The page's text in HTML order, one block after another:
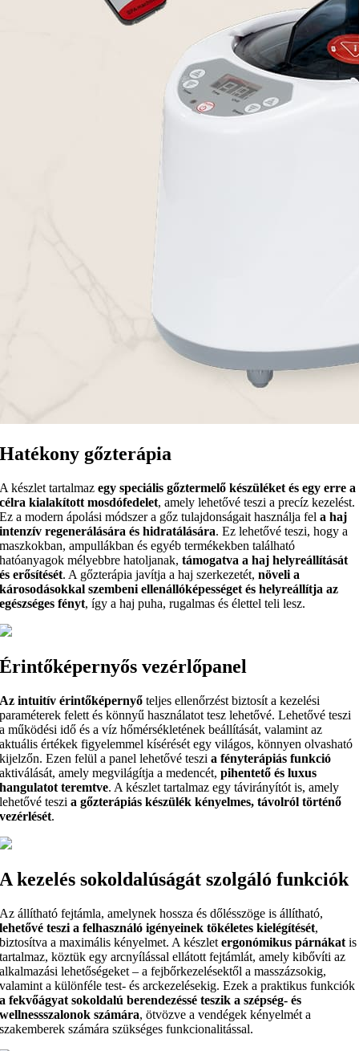
Hatékony gőzterápia
A készlet tartalmaz egy speciális gőztermelő készüléket és egy erre a
célra kialakított mosdófedelet, amely lehetővé teszi a precíz kezelést.
Ez a modern ápolási módszer a gőz tulajdonságait használja fela haj
intenzív regenerálására és hidratálására. Ez lehetővé teszi, hogy a
maszkokban, ampullákban és egyéb termékekben található
hatóanyagok mélyebbre hatoljanak,támogatva a haj helyreállítását
és erősítését. A gőzterápia javítja a haj szerkezetét, növeli a
károsodásokkal szembeni ellenállóképességet és helyreállítja az
egészséges fényt, így a haj puha, rugalmas és élettel teli lesz.
Érintőképernyős vezérlőpanel
Az intuitív érintőképernyő teljes ellenőrzést biztosít a kezelési
paraméterek felett és könnyű használatot tesz lehetővé. Lehetővé teszi
a működési idő és a víz hőmérsékletének beállítását, valamint az
aktuális értékek figyelemmel kísérését egy világos, könnyen olvasható
kijelzőn. Ezen felül a panel lehetővé teszia fényterápiás funkció
aktiválását, amely megvilágítja a medencét,pihentető és luxus
hangulatot teremtve. A készlet tartalmaz egy távirányítót is, amely
lehetővé teszia gőzterápiás készülék kényelmes, távolról történő
vezérlését.
A kezelés sokoldalúságát szolgáló funkciók
Az állítható fejtámla, amelynek hossza és dőlésszöge is állítható,
lehetővé teszi a felhasználó igényeinek tökéletes kielégítését,
biztosítva a maximális kényelmet. A készletergonómikus párnákat is
tartalmaz, köztük egy arcnyílással ellátott fejtámlát, amely kibővíti az
alkalmazási lehetőségeket – a fejbőrkezelésektől a masszázsokig,
valamint a különféle test- és arckezelésekig. Ezek a praktikus funkciók
a fekvőágyat sokoldalú berendezéssé teszik a szépség- és
wellnessszalonok számára, ötvözve a vendégek kényelmét a
szakemberek számára szükséges funkcionalitással.